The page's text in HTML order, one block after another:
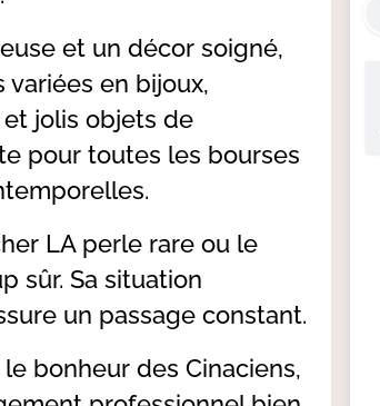
et un décor soigné,
en bijoux,
jolis objets de
pour toutes les bourses
LA perle rare ou le
sûr. Sa situation
un passage constant.
bonheur des Cinaciens,